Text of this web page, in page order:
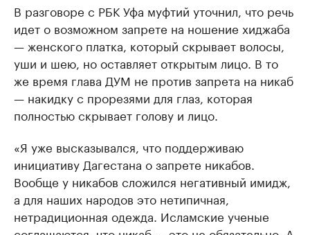
В разговоре с РБК Уфа муфтий уточнил, что речь
идет о возможном запрете на ношение хиджаба
— женского платка, который скрывает волосы,
уши и шею, но оставляет открытым лицо. В то
же время глава ДУМ не против запрета на никаб
— накидку с прорезями для глаз, которая
полностью скрывает голову и лицо.
«Я уже высказывался, что поддерживаю
инициативу Дагестана о запрете никабов.
Вообще у никабов сложился негативный имидж,
а для наших народов это нетипичная,
нетрадиционная одежда. Исламские ученые